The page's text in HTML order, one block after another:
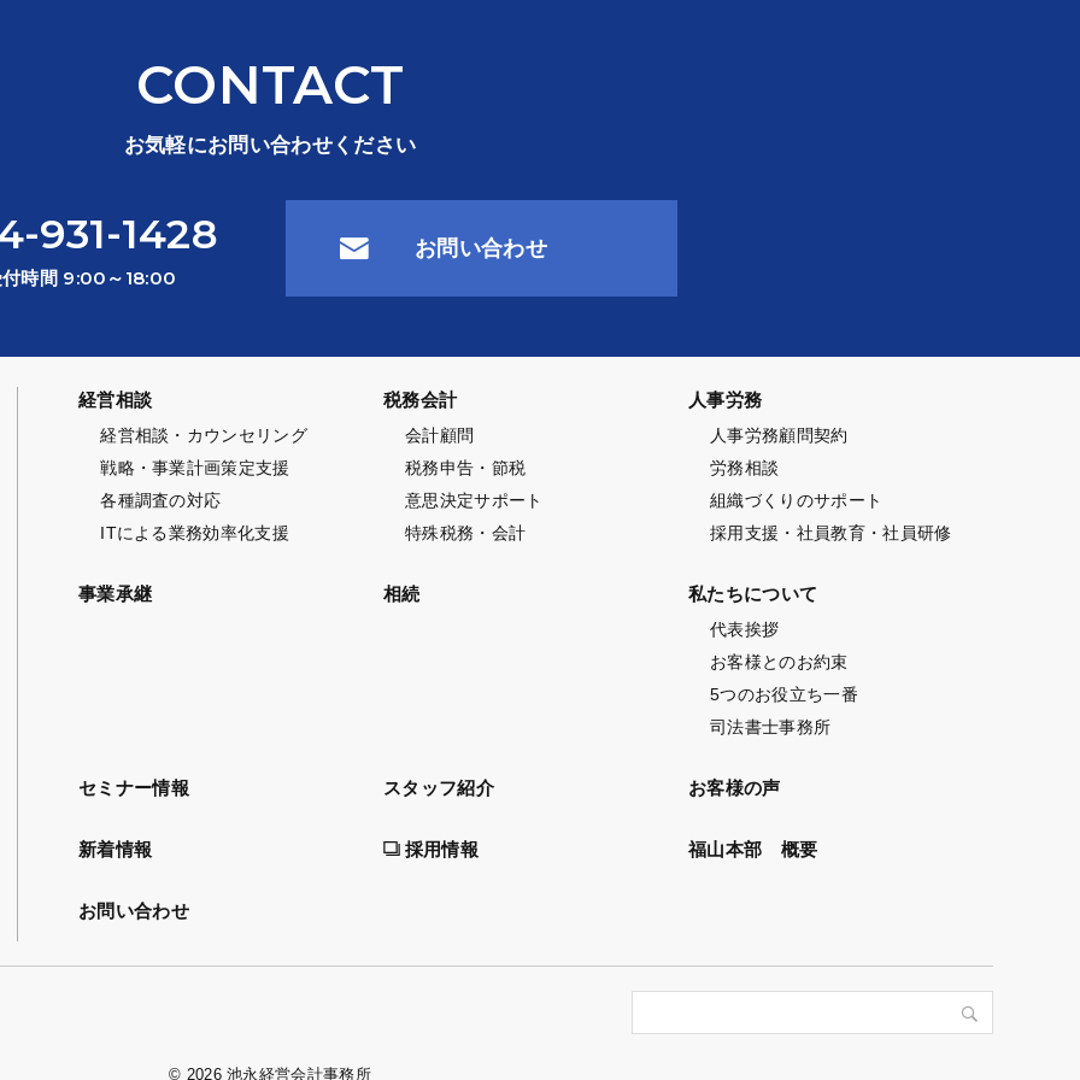
CONTACT
お気軽にお問い合わせください
931-1428
時間 9:00～18:00
お問い合わせ
経営相談
経営相談・カウンセリング
戦略・事業計画策定支援
各種調査の対応
ITによる業務効率化支援
税務会計
会計顧問
税務申告・節税
意思決定サポート
特殊税務・会計
人事労務
人事労務顧問契約
労務相談
組織づくりのサポート
採用支援・社員教育・社員研修
事業承継 相続 私たちについて
代表挨拶
お客様とのお約束
5つのお役立ち一番
司法書士事務所
セミナー情報 スタッフ紹介 お客様の声
新着情報 採用情報 福山本部 概要
お問い合わせ
© 2026 池永経営会計事務所